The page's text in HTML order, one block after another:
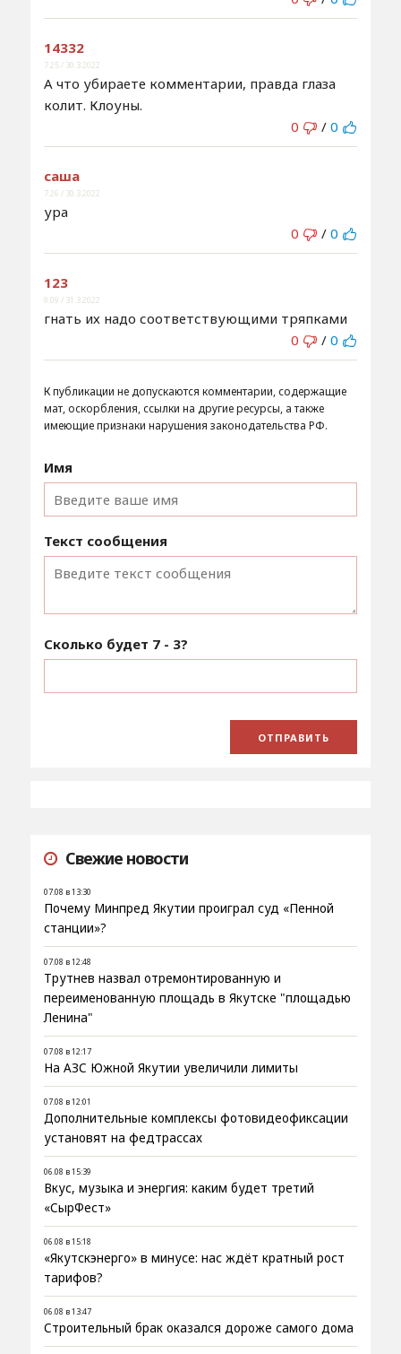
14332
7:25 / 30.3.2022
А что убираете комментарии, правда глаза
колит. Клоуны.
0
/ 0
саша
7:26 / 30.3.2022
ура
0
/ 0
123
9:09 / 31.3.2022
гнать их надо соответствующими тряпками
0
/ 0
К публикации не допускаются комментарии, содержащие
мат, оскорбления, ссылки на другие ресурсы, а также
имеющие признаки нарушения законодательства РФ.
Имя
Текст сообщения
Сколько будет 7 - 3?
Свежие новости
07.08 в 13:30
Почему Минпред Якутии проиграл суд «Пенной
станции»?
07.08 в 12:48
Трутнев назвал отремонтированную и
переименованную площадь в Якутске "площадью
Ленина"
07.08 в 12:17
На АЗС Южной Якутии увеличили лимиты
07.08 в 12:01
Дополнительные комплексы фотовидеофиксации
установят на федтрассах
06.08 в 15:39
Вкус, музыка и энергия: каким будет третий
«СырФест»
06.08 в 15:18
«Якутскэнерго» в минусе: нас ждёт кратный рост
тарифов?
06.08 в 13:47
Строительный брак оказался дороже самого дома